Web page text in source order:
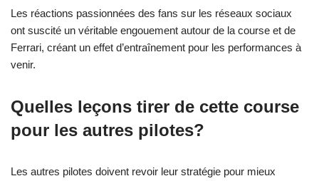
Les réactions passionnées des fans sur les réseaux sociaux
ont suscité un véritable engouement autour de la course et de
Ferrari, créant un effet d’entraînement pour les performances à
venir.
Quelles leçons tirer de cette course
pour les autres pilotes?
Les autres pilotes doivent revoir leur stratégie pour mieux